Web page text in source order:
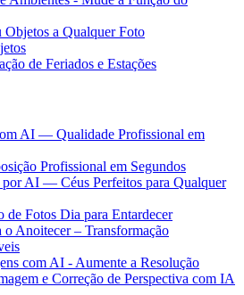
a Qualquer Foto
de Feriados e Estações
AI — Qualidade Profissional em
Profissional em Segundos
por AI — Céus Perfeitos para Qualquer
de Fotos Dia para Entardecer
Anoitecer – Transformação
com AI - Aumente a Resolução
e Correção de Perspectiva com IA